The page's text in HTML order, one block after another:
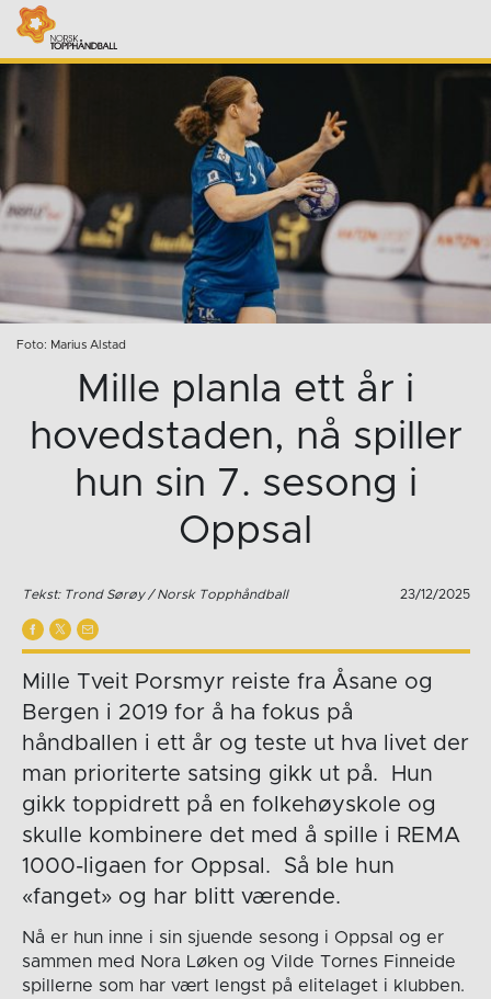
Foto: Marius Alstad
Mille planla ett år i
hovedstaden, nå spiller
hun sin 7. sesong i
Oppsal
Tekst: Trond Sørøy / Norsk Topphåndball 23/12/2025
Mille Tveit Porsmyr reiste fra Åsane og
Bergen i 2019 for å ha fokus på
håndballen i ett år og teste ut hva livet der
man prioriterte satsing gikk ut på. Hun
gikk toppidrett på en folkehøyskole og
skulle kombinere det med å spille i REMA
1000-ligaen for Oppsal. Så ble hun
«fanget» og har blitt værende.
Nå er hun inne i sin sjuende sesong i Oppsal og er
sammen med Nora Løken og Vilde Tornes Finneide
spillerne som har vært lengst på elitelaget i klubben.